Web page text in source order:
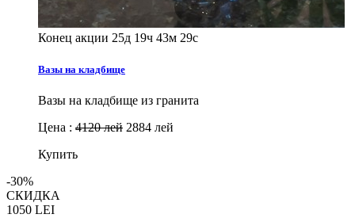
Конец акции 25д 19ч 43м 27с
Вазы на кладбище
Вазы на кладбище из гранита
Цена : 4120 лей 2884 лей
Купить
-30%
СКИДКА
1050 LEI